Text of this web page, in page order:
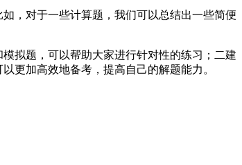
，对于一些计算题，我们可以总结出一些简便
拟题，可以帮助大家进行针对性的练习；二建
更加高效地备考，提高自己的解题能力。